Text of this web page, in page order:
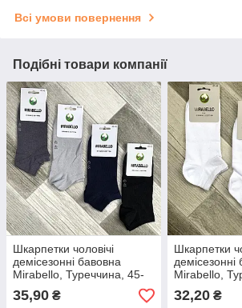
Всі умови повернення
Подібні товари компанії
Шкарпетки чоловічі
демісезонні бавовна
Mirabello, Туреччина, 45-
47 розмір, короткі, асорті,
07743
35,90 ₴
Шкарпетки
демісезонні
Mirabello,
45 розмір,
05746
32,20₴